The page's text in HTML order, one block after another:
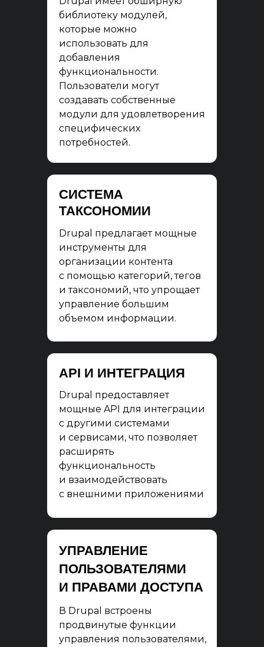
Drupal предлагает мощные
инструменты для
организации контента
с помощью категорий, тегов
и таксономий, что упрощает
управление большим
объемом информации.
СИСТЕМА
ТАКСОНОМИИ
Drupal предоставляет
мощные API для интеграции
с другими системами
и сервисами, что позволяет
расширять
функциональность
и взаимодействовать
с внешними приложениями
API И ИНТЕГРАЦИЯ
УПРАВЛЕНИЕ
ПОЛЬЗОВАТЕЛЯМИ
И ПРАВАМИ ДОСТУПА
В Drupal встроены
продвинутые функции
управления пользователями,
библиотеку модулей,
которые можно
использовать для
добавления
функциональности.
Пользователи могут
создавать собственные
модули для удовлетворения
специфических
потребностей.